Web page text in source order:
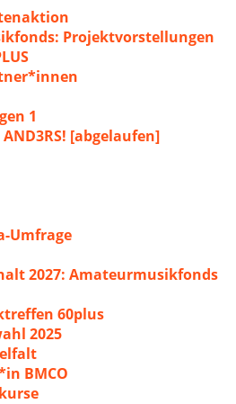
Projektvorstellungen
1
[abgelaufen]
Umfrage
2027: Amateurmusikfonds
60plus
2025
BMCO